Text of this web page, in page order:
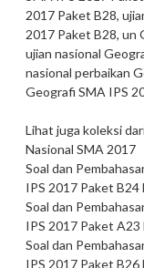
2017 Paket B28,
2017 Paket B28, un
ujian nasional
nasional perbaikan
Geografi SMA IPS
Lihat juga koleksi
Nasional SMA 2017
Soal dan
IPS 2017 Paket B24
Soal dan
IPS 2017 Paket A23
Soal dan
IPS 2017 Paket B26